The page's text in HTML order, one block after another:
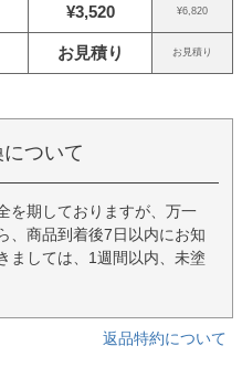
¥3,520 ¥6,820
お見積り お見積り
ついて
を期しておりますが、万一
、商品到着後7日以内にお知
ましては、1週間以内、未塗
返品特約について